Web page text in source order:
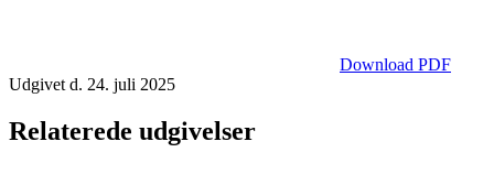
Download PDF
Udgivet d. 24. juli 2025
Relaterede udgivelser